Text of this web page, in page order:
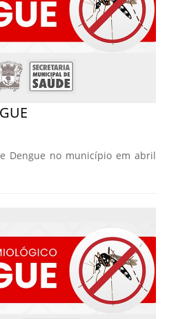
Dengue no município em abril